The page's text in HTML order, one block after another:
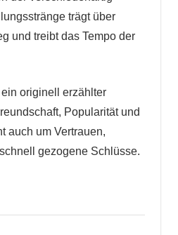
trägt über
und treibt das Tempo der
ein originell erzählter
Popularität und
auch um Vertrauen,
gezogene Schlüsse.